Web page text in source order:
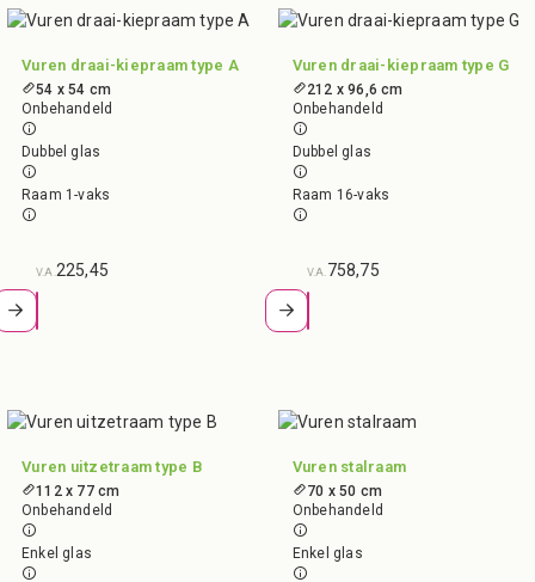
Vuren draai-kiepraam type A
54 x 54 cm
Onbehandeld
Dubbel glas
Raam 1-vaks
V.A.225,45
Vuren draai-kiepraam type G
212 x 96,6 cm
Onbehandeld
Dubbel glas
Raam 16-vaks
V.A.758,75
Vuren uitzetraam type B
112 x 77 cm
Onbehandeld
Enkel glas
Vuren stalraam
70 x 50 cm
Onbehandeld
Enkel glas